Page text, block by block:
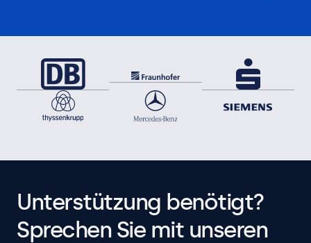
Unterstützung benötigt?
Sprechen Sie mit unseren